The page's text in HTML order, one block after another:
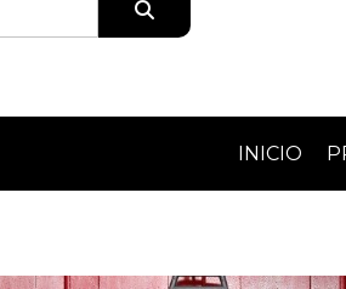
INICIO